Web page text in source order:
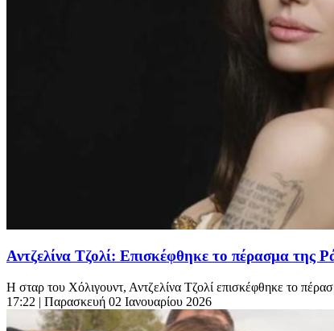
Αντζελίνα Τζολί: Επισκέφθηκε το πέρασμα της
Η σταρ του Χόλιγουντ, Αντζελίνα Τζολί επισκέφθηκε το
17:22 | Παρασκευή 02 Ιανουαρίου 2026